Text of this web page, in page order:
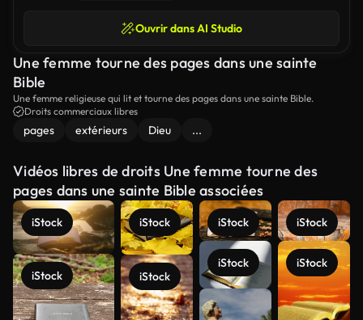
Ouvrir dans AI Studio
Une femme tourne des pages dans une sainte
Bible
Une femme religieuse qui lit et tourne des pages dans une sainte Bible.
Droits commerciaux libres
pages extérieurs Dieu ...
Vidéos libres de droits Une femme tourne des
pages dans une sainte Bible associées
iStock
iStock
iStock
iStock
iStock
iStock
iStock
iStock